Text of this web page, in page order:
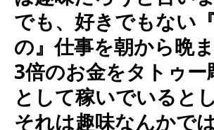
でも、好きでもない
の』仕事を朝から晩
3倍のお金をタトゥー
として稼いでいるとし
それは趣味なんかで